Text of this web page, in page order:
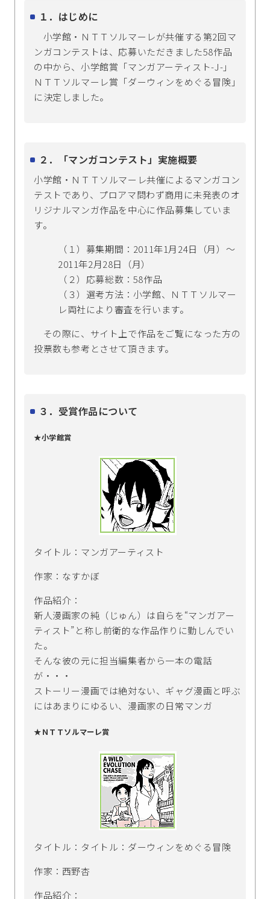
１．はじめに
小学館・ＮＴＴソルマーレが共催する第2回マ
ンガコンテストは、応募いただきました58作品
の中から、小学館賞「マンガアーティスト-J-」
ＮＴＴソルマーレ賞「ダーウィンをめぐる冒険」
に決定しました。
２．「マンガコンテスト」実施概要
小学館・ＮＴＴソルマーレ共催によるマンガコン
テストであり、プロアマ問わず商用に未発表のオ
リジナルマンガ作品を中心に作品募集していま
す。
（１）募集期間：2011年1月24日（月）～
2011年2月28日（月）
（２）応募総数：58作品
（３）選考方法：小学館、ＮＴＴソルマー
レ両社により審査を行います。
その際に、サイト上で作品をご覧になった方の
投票数も参考とさせて頂きます。
３．受賞作品について
★小学館賞
タイトル：マンガアーティスト
作家：なすかぼ
作品紹介：
新人漫画家の純（じゅん）は自らを“マンガアー
ティスト”と称し前衛的な作品作りに勤しんでい
た。
そんな彼の元に担当編集者から一本の電話
が・・・
ストーリー漫画では絶対ない、ギャグ漫画と呼ぶ
にはあまりにゆるい、漫画家の日常マンガ
★ＮＴＴソルマーレ賞
タイトル：タイトル：ダーウィンをめぐる冒険
作家：西野杏
作品紹介：